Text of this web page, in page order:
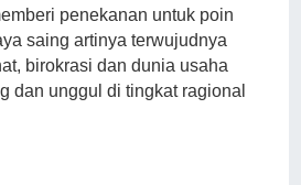
penekanan untuk poin
saing artinya terwujudnya
birokrasi dan dunia usaha
dan unggul di tingkat ragional